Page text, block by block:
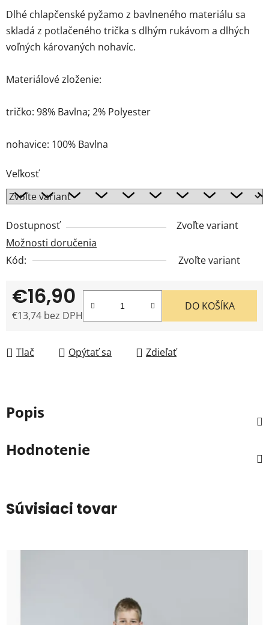
Dlhé chlapčenské pyžamo z bavlneného materiálu sa
skladá z potlačeného trička s dlhým rukávom a dlhých
voľných károvaných nohavíc.
Materiálové zloženie:
tričko: 98% Bavlna; 2% Polyester
nohavice: 100% Bavlna
Veľkosť
Dostupnosť
Zvoľte variant
Možnosti doručenia
Kód:
Zvoľte variant
€16,90
€13,74 bez DPH
DO KOŠÍKA
Tlač Opýtať sa Zdieľať
Popis
Hodnotenie
Súvisiaci tovar